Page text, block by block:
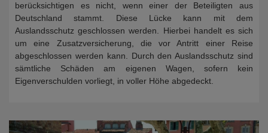
berücksichtigen es nicht, wenn einer der Beteiligten aus
Deutschland stammt. Diese Lücke kann mit dem
Auslandsschutz geschlossen werden. Hierbei handelt es sich
um eine Zusatzversicherung, die vor Antritt einer Reise
abgeschlossen werden kann. Durch den Auslandsschutz sind
sämtliche Schäden am eigenen Wagen, sofern kein
Eigenverschulden vorliegt, in voller Höhe abgedeckt.